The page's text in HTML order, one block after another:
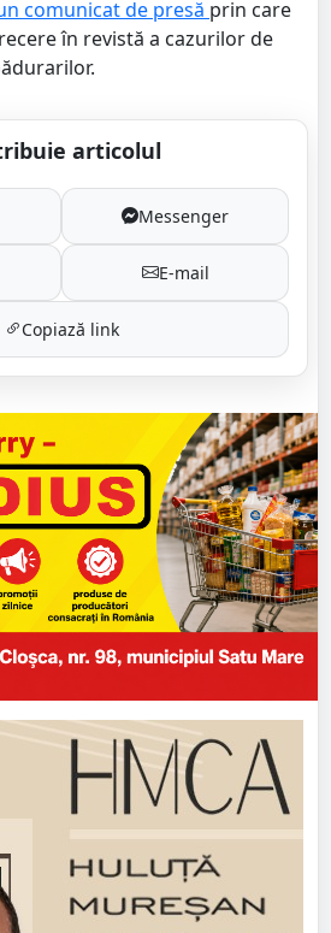
comunicat de presă prin care
în revistă a cazurilor de
articolul
Messenger
E-mail
Copiază link